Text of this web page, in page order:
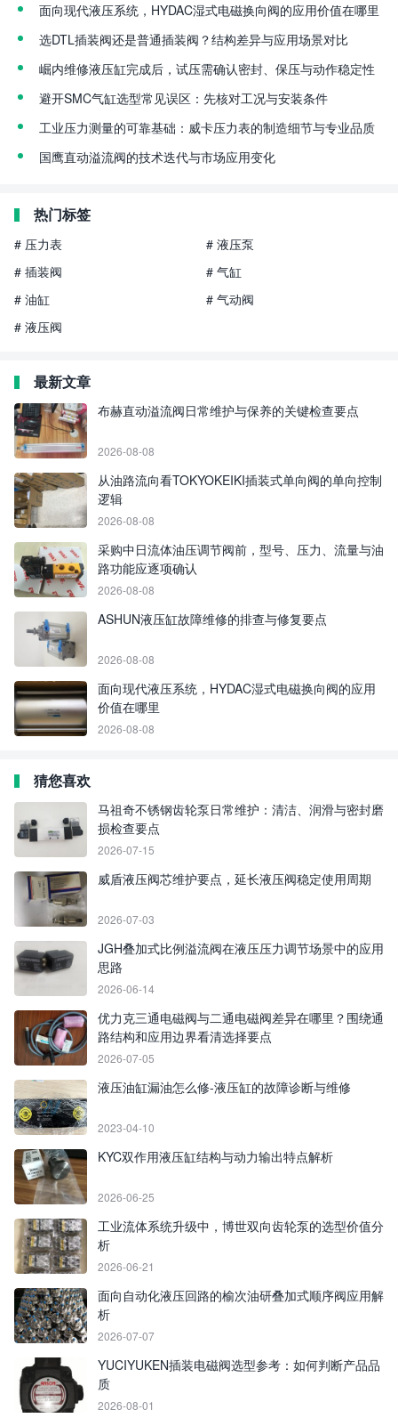
面向现代液压系统，HYDAC湿式电磁换向阀的应用价值在哪里
选DTL插装阀还是普通插装阀？结构差异与应用场景对比
崛内维修液压缸完成后，试压需确认密封、保压与动作稳定性
避开SMC气缸选型常见误区：先核对工况与安装条件
工业压力测量的可靠基础：威卡压力表的制造细节与专业品质
国鹰直动溢流阀的技术迭代与市场应用变化
热门标签
# 压力表
# 液压泵
# 插装阀
# 气缸
# 油缸
# 气动阀
# 液压阀
最新文章
布赫直动溢流阀日常维护与保养的关键检查要点
2026-08-08
从油路流向看TOKYOKEIKI插装式单向阀的单向控制
逻辑
2026-08-08
采购中日流体油压调节阀前，型号、压力、流量与油
路功能应逐项确认
2026-08-08
ASHUN液压缸故障维修的排查与修复要点
2026-08-08
面向现代液压系统，HYDAC湿式电磁换向阀的应用
价值在哪里
2026-08-08
猜您喜欢
马祖奇不锈钢齿轮泵日常维护：清洁、润滑与密封磨
损检查要点
2026-07-15
威盾液压阀芯维护要点，延长液压阀稳定使用周期
2026-07-03
JGH叠加式比例溢流阀在液压压力调节场景中的应用
思路
2026-06-14
优力克三通电磁阀与二通电磁阀差异在哪里？围绕通
路结构和应用边界看清选择要点
2026-07-05
液压油缸漏油怎么修-液压缸的故障诊断与维修
2023-04-10
KYC双作用液压缸结构与动力输出特点解析
2026-06-25
工业流体系统升级中，博世双向齿轮泵的选型价值分
析
2026-06-21
面向自动化液压回路的榆次油研叠加式顺序阀应用解
析
2026-07-07
YUCIYUKEN插装电磁阀选型参考：如何判断产品品
质
2026-08-01